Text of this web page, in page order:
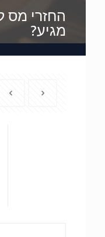
החזרי מס
מגיע?